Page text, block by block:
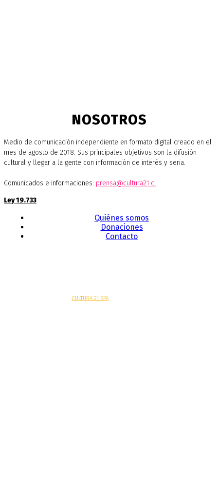
NOSOTROS
Medio de comunicación independiente en formato digital creado en el
mes de agosto de 2018. Sus principales objetivos son la difusión
cultural y llegar a la gente con información de interés y seria.
Comunicados e informaciones: prensa@cultura21.cl
Ley 19.733
Quiénes somos
Donaciones
Contacto
CULTURA 21 SPA